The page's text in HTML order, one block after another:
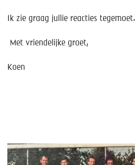
Ik zie graag jullie reacties tegemoet.
Met vriendelijke groet,
Koen